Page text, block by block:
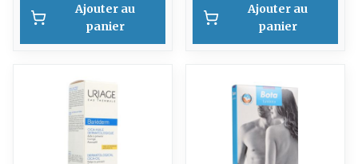
Ajouter au
panier
Ajouter au
panier